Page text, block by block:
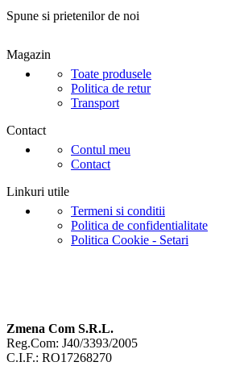
Spune si prietenilor de noi
Magazin
Toate produsele
Politica de retur
Transport
Contact
Contul meu
Contact
Linkuri utile
Termeni si conditii
Politica de confidentialitate
Politica Cookie - Setari
Zmena Com S.R.L.
Reg.Com: J40/3393/2005
C.I.F.: RO17268270